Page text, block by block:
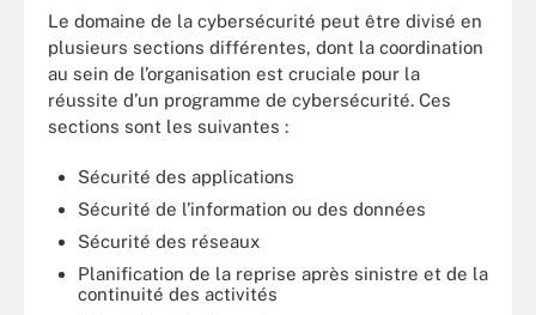
Le domaine de la cybersécurité peut être divisé en
plusieurs sections différentes, dont la coordination
au sein de l’organisation est cruciale pour la
réussite d’un programme de cybersécurité. Ces
sections sont les suivantes :
Sécurité des applications
Sécurité de l’information ou des données
Sécurité des réseaux
Planification de la reprise après sinistre et de la
continuité des activités